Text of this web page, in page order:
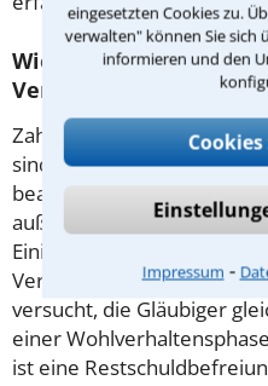
eingesetzten Cookies zu.
verwalten" können Sie sich
informieren und den
Impressum ⁃
Wie die
Verbrauchern helfen
Zahlungsunfähige
sind, können ein
beantragen. Erforderlich
außergerichtlicher
Einigung zu erzielen. Die
Vermögen hat im
versucht, die Gläubiger
einer
ist eine